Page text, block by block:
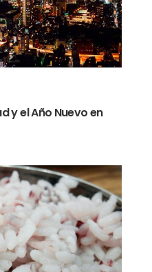
y el Año Nuevo en